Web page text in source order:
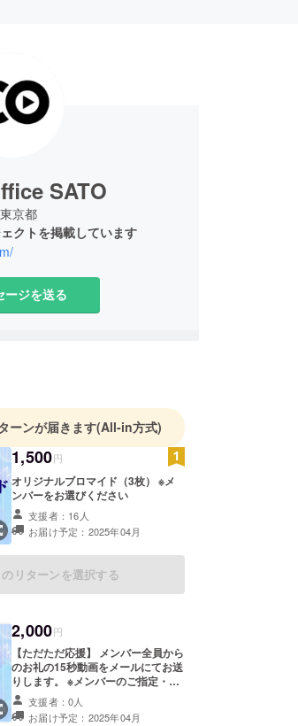
SATO
東京都
クトを掲載しています
ージを送る
ーンが届きます(All-in方式)
1,500円
オリジナルブロマイド（3枚） ※メ
ンバーをお選びください
支援者：16人
お届け予定：2025年04月
のリターンを選択する
2,000円
【ただただ応援】 メンバー全員から
のお礼の15秒動画をメールにてお送
りします。 ※メンバーのご指定・支
援者のお名前呼びはございません ※
メールに動画のURLを記載します
支援者：0人
お届け予定：2025年04月